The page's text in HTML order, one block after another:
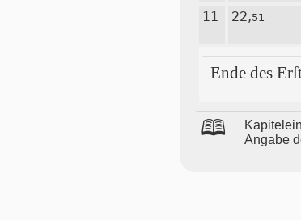
11
22,51
Ende des
🕮
An­ga­be